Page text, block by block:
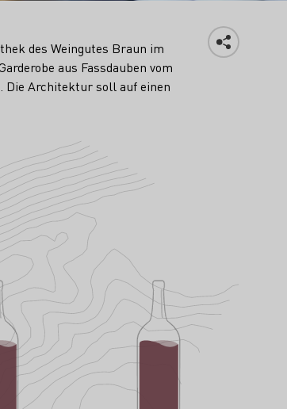
des Weingutes Braun im
aus Fassdauben vom
Architektur soll auf einen